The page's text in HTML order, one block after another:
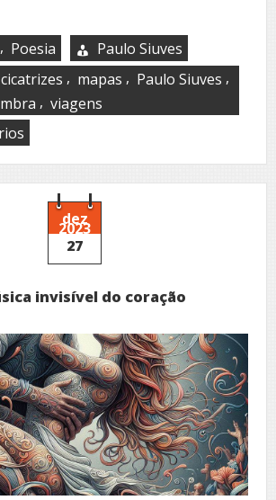
, Poesia
Paulo Siuves
cicatrizes , mapas , Paulo Siuves ,
, viagens
de
outrora
dez
2023
27
invisível do coração